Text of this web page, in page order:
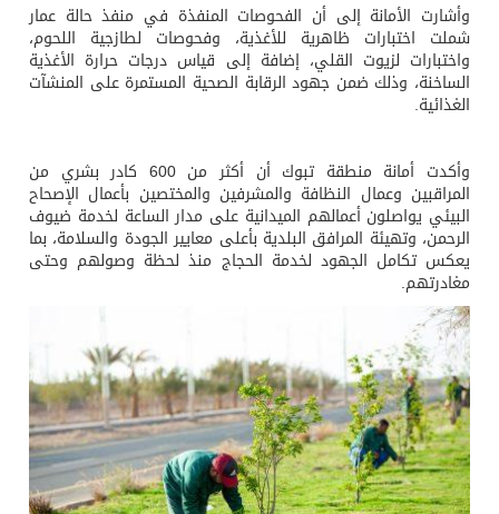
وأشارت الأمانة إلى أن الفحوصات المنفذة في منفذ حالة عمار
شملت اختبارات ظاهرية للأغذية، وفحوصات لطازجية اللحوم،
واختبارات لزيوت القلي، إضافة إلى قياس درجات حرارة الأغذية
الساخنة، وذلك ضمن جهود الرقابة الصحية المستمرة على المنشآت
الغذائية.
وأكدت أمانة منطقة تبوك أن أكثر من 600 كادر بشري من
المراقبين وعمال النظافة والمشرفين والمختصين بأعمال الإصحاح
البيئي يواصلون أعمالهم الميدانية على مدار الساعة لخدمة ضيوف
الرحمن، وتهيئة المرافق البلدية بأعلى معايير الجودة والسلامة، بما
يعكس تكامل الجهود لخدمة الحجاج منذ لحظة وصولهم وحتى
مغادرتهم.